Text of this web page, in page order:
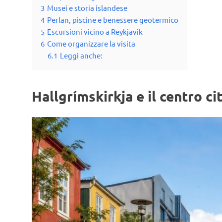
3 Musei e storia islandese
4 Perlan, piscine e benessere geotermico
5 Escursioni vicino a Reykjavik
6 Come organizzare la visita
6.1 Leggi anche:
Hallgrímskirkja e il centro